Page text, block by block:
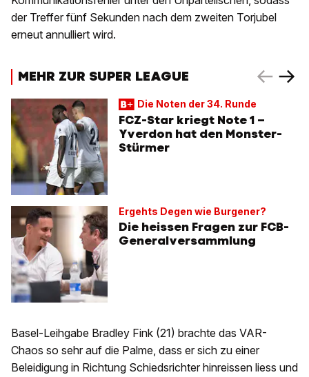
der Treffer fünf Sekunden nach dem zweiten Torjubel
erneut annulliert wird.
MEHR ZUR SUPER LEAGUE
Die Noten der 34. Runde
FCZ-Star kriegt Note 1 –
Yverdon hat den Monster-
Stürmer
Ergehts Degen wie Burgener?
Die heissen Fragen zur FCB-
Generalversammlung
Basel-Leihgabe Bradley Fink (21) brachte das VAR-
Chaos so sehr auf die Palme, dass er sich zu einer
Beleidigung in Richtung Schiedsrichter hinreissen liess und